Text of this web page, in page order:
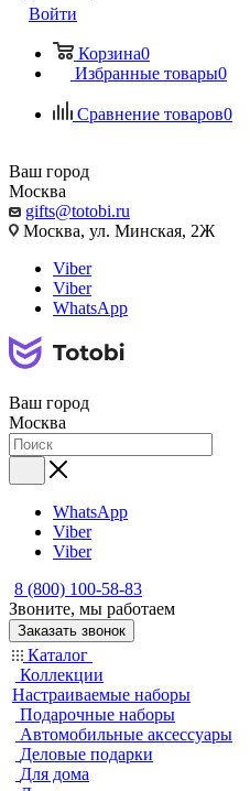
Войти
Корзина0
Избранные товары0
Сравнение товаров0
Ваш город
Москва
gifts@totobi.ru
Москва, ул. Минская, 2Ж
Viber
Viber
WhatsApp
Ваш город
Москва
WhatsApp
Viber
Viber
8 (800) 100-58-83
Звоните, мы работаем
Заказать звонок
Каталог
Коллекции
Настраиваемые наборы
Подарочные наборы
Автомобильные аксессуары
Деловые подарки
Для дома